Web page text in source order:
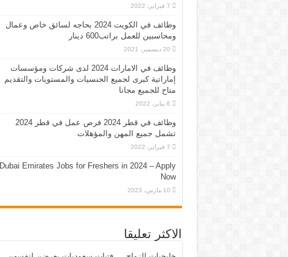
7 فبراير، 2022
وظائف في الكويت 2024 بحاجه لسائق خاص وعمال
ومحاسبين للعمل براتب600 دينار
20 ديسمبر، 2021
وظائف في الامارات 2024 لدى شركات ومؤسسات
إماراتية كبرى لجميع الجنسيات والمستويات والتقديم
متاح للجميع مجانا
6 يناير، 2022
وظائف في قطر 2024 فرص عمل في قطر 2024
تشمل جميع المهن والمؤهلات
7 فبراير، 2022
Dubai Emirates Jobs for Freshers in 2024 – Apply
Now
10 مارس، 2023
الاكثر تعليقا